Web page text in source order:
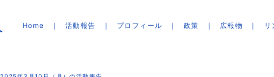
Home 活動報告 プロフィール 政策 広報物